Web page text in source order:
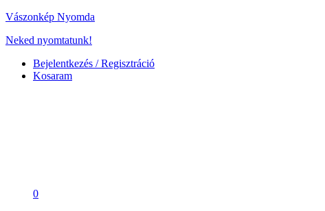
Vászonkép Nyomda
Neked nyomtatunk!
Bejelentkezés / Regisztráció
Kosaram
0